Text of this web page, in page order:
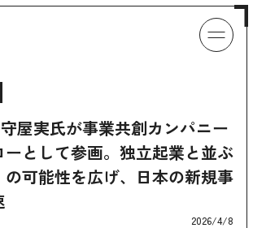
屋実氏が事業共創カンパニー
ーとして参画。独立起業と並ぶ
の可能性を広げ、日本の新規事
2026/4/8